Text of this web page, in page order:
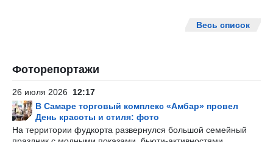
Весь список
Фоторепортажи
26 июля 2026 12:17
В Самаре торговый комплекс «Амбар» провел
День красоты и стиля: фото
На территории фудкорта развернулся большой семейный